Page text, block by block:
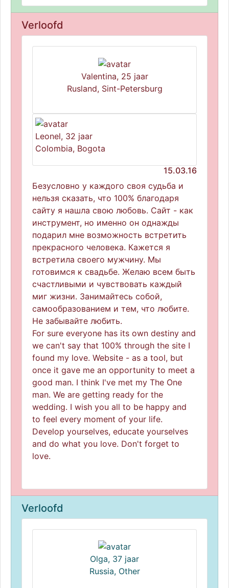
Verloofd
Valentina, 25 jaar
Rusland, Sint-Petersburg
Leonel, 32 jaar
Colombia, Bogota
15.03.16
Безусловно у каждого своя судьба и
нельзя сказать, что 100% благодаря
сайту я нашла свою любовь. Сайт - как
инструмент, но именно он однажды
подарил мне возможность встретить
прекрасного человека. Кажется я
встретила своего мужчину. Мы
готовимся к свадьбе. Желаю всем быть
счастливыми и чувствовать каждый
миг жизни. Занимайтесь собой,
самообразованием и тем, что любите.
Не забывайте любить.
For sure everyone has its own destiny and
we can't say that 100% through the site I
found my love. Website - as a tool, but
once it gave me an opportunity to meet a
good man. I think I've met my The One
man. We are getting ready for the
wedding. I wish you all to be happy and
to feel every moment of your life.
Develop yourselves, educate yourselves
and do what you love. Don't forget to
love.
Verloofd
Olga, 37 jaar
Russia, Other